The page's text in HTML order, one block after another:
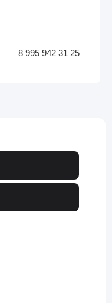
8 995 942 31 25